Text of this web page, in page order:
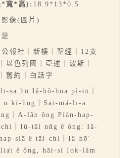
*寬*高): 18.9*13*0.5
影像(圖片)
是
報社｜新樓｜聖經｜12支
以色列國｜亞述｜波斯｜
舊約｜白話字
sa hō͘ Iâ-hô-hoa pì-iū｜
ū ki-hng｜Sat-má-lī-a
｜A-lân ông Piān-hap-
｜Iû-tāi nn̄g ê ông: Iâ-
siā ê tāi-chì｜Iâ-hō͘
ê ông, hāi-sí Iok-lâm